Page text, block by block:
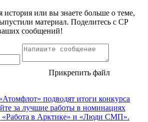
история или вы знаете больше о теме,
материал. Поделитесь с СР
сообщений!
Прикрепить файл
подводят итоги конкурса
за лучшие работы в номинациях
«Работа в Арктике» и «Люди СМП».